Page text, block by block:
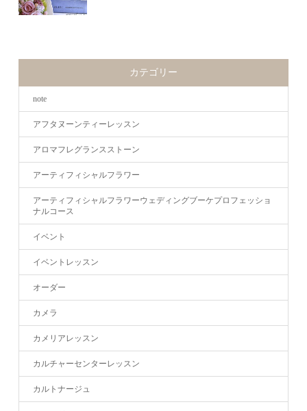
カテゴリー
note
アフタヌーンティーレッスン
アロマフレグランスストーン
アーティフィシャルフラワー
アーティフィシャルフラワーウェディングブーケプロフェッショ
ナルコース
イベント
イベントレッスン
オーダー
カメラ
カメリアレッスン
カルチャーセンターレッスン
カルトナージュ